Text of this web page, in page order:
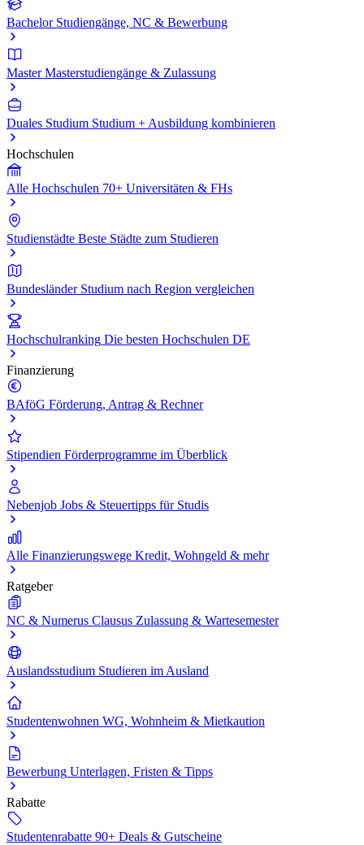
Bachelor Studiengänge, NC & Bewerbung
Master Masterstudiengänge & Zulassung
Duales Studium Studium + Ausbildung kombinieren
Hochschulen
Alle Hochschulen 70+ Universitäten & FHs
Studienstädte Beste Städte zum Studieren
Bundesländer Studium nach Region vergleichen
Hochschulranking Die besten Hochschulen DE
Finanzierung
BAföG Förderung, Antrag & Rechner
Stipendien Förderprogramme im Überblick
Nebenjob Jobs & Steuertipps für Studis
Alle Finanzierungswege Kredit, Wohngeld & mehr
Ratgeber
NC & Numerus Clausus Zulassung & Wartesemester
Auslandsstudium Studieren im Ausland
Studentenwohnen WG, Wohnheim & Mietkaution
Bewerbung Unterlagen, Fristen & Tipps
Rabatte
Studentenrabatte 90+ Deals & Gutscheine